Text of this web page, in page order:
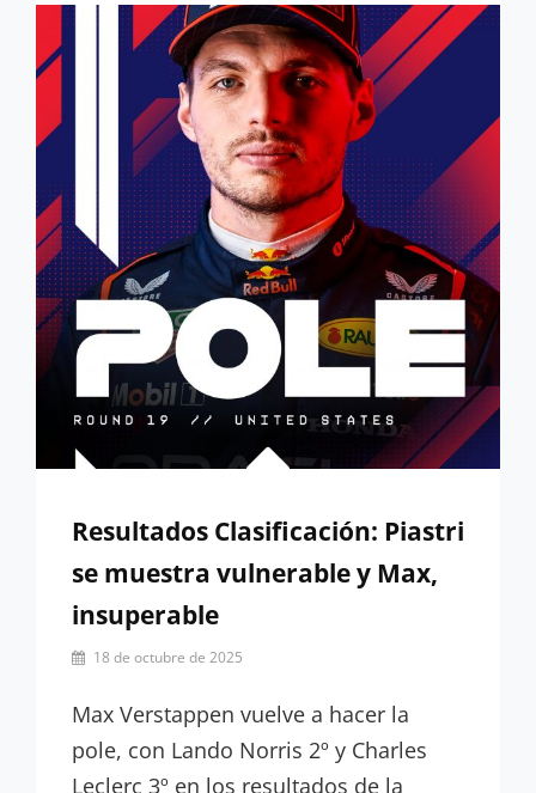
DE
EEUU,
RENOVADO
HASTA
2034
Resultados Clasificación: Piastri
se muestra vulnerable y Max,
insuperable
Por
Rancaño
18 de octubre de 2025
Max Verstappen vuelve a hacer la
pole, con Lando Norris 2º y Charles
Leclerc 3º en los resultados de la